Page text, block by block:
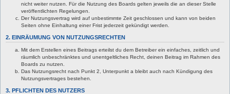
nicht weiter nutzen. Für die Nutzung des Boards gelten jeweils die an dieser Stelle
veröffentlichten Regelungen.
Der Nutzungsvertrag wird auf unbestimmte Zeit geschlossen und kann von beiden
Seiten ohne Einhaltung einer Frist jederzeit gekündigt werden.
2. EINRÄUMUNG VON NUTZUNGSRECHTEN
Mit dem Erstellen eines Beitrags erteilst du dem Betreiber ein einfaches, zeitlich und
räumlich unbeschränktes und unentgeltliches Recht, deinen Beitrag im Rahmen des
Boards zu nutzen.
Das Nutzungsrecht nach Punkt 2, Unterpunkt a bleibt auch nach Kündigung des
Nutzungsvertrages bestehen.
3. PFLICHTEN DES NUTZERS